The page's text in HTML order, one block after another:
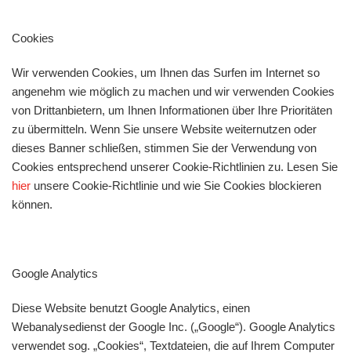
Cookies
Wir verwenden Cookies, um Ihnen das Surfen im Internet so
angenehm wie möglich zu machen und wir verwenden Cookies
von Drittanbietern, um Ihnen Informationen über Ihre Prioritäten
zu übermitteln. Wenn Sie unsere Website weiternutzen oder
dieses Banner schließen, stimmen Sie der Verwendung von
Cookies entsprechend unserer Cookie-Richtlinien zu. Lesen Sie
hier unsere Cookie-Richtlinie und wie Sie Cookies blockieren
können.
Google Analytics
Diese Website benutzt Google Analytics, einen
Webanalysedienst der Google Inc. („Google“). Google Analytics
verwendet sog. „Cookies“, Textdateien, die auf Ihrem Computer